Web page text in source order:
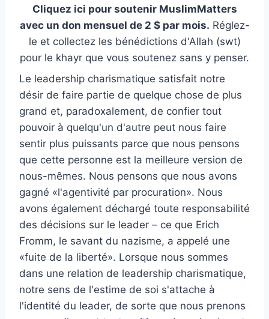
Cliquez ici pour soutenir MuslimMatters
avec un don mensuel de 2 $ par mois. Réglez-
le et collectez les bénédictions d'Allah (swt)
pour le khayr que vous soutenez sans y penser.
Le leadership charismatique satisfait notre
désir de faire partie de quelque chose de plus
grand et, paradoxalement, de confier tout
pouvoir à quelqu'un d'autre peut nous faire
sentir plus puissants parce que nous pensons
que cette personne est la meilleure version de
nous-mêmes. Nous pensons que nous avons
gagné «l'agentivité par procuration». Nous
avons également déchargé toute responsabilité
des décisions sur le leader – ce que Erich
Fromm, le savant du nazisme, a appelé une
«fuite de la liberté». Lorsque nous sommes
dans une relation de leadership charismatique,
notre sens de l'estime de soi s'attache à
l'identité du leader, de sorte que nous prenons